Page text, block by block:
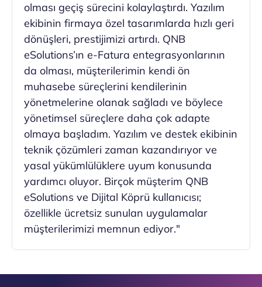
olması geçiş sürecini kolaylaştırdı. Yazılım
ekibinin firmaya özel tasarımlarda hızlı geri
dönüşleri, prestijimizi artırdı. QNB
eSolutions’ın e-Fatura entegrasyonlarının
da olması, müşterilerimin kendi ön
muhasebe süreçlerini kendilerinin
yönetmelerine olanak sağladı ve böylece
yönetimsel süreçlere daha çok adapte
olmaya başladım. Yazılım ve destek ekibinin
teknik çözümleri zaman kazandırıyor ve
yasal yükümlülüklere uyum konusunda
yardımcı oluyor. Birçok müşterim QNB
eSolutions ve Dijital Köprü kullanıcısı;
özellikle ücretsiz sunulan uygulamalar
müşterilerimizi memnun ediyor."